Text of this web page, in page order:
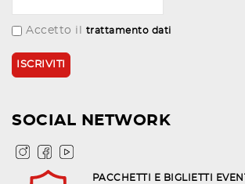
Accetto il trattamento dati
SOCIAL NETWORK
PACCHETTI E BIGLIETTI